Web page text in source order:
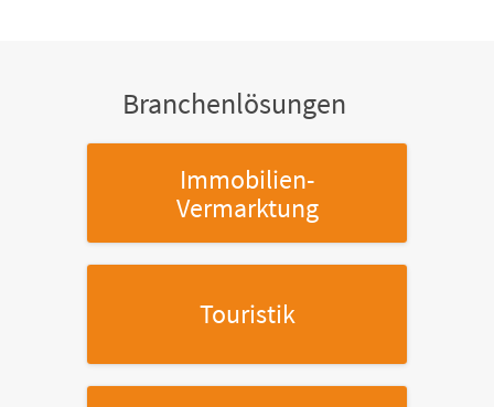
Branchenlösungen
Immobilien-
Vermarktung
Touristik